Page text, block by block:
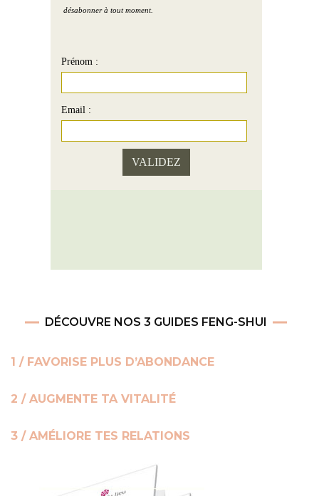
désabonner à tout moment.
Prénom :
Email :
DÉCOUVRE NOS 3 GUIDES FENG-SHUI
1 / FAVORISE PLUS D’ABONDANCE
2 / AUGMENTE TA VITALITÉ
3 / AMÉLIORE TES RELATIONS